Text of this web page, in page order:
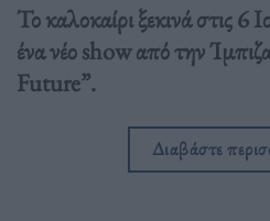
Το καλοκαίρι ξεκινά στις 6
ένα νέο show από την
Future”.
Διαβάστε